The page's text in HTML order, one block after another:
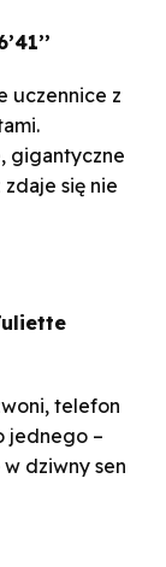
uczennice z
gigantyczne
się nie
telefon
jednego –
w dziwny sen